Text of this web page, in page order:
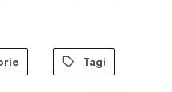
Tagi